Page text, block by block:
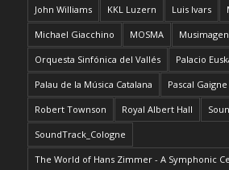
John Williams KKL Luzern Luis Ivars
Michael Giacchino MOSMA Musimagen
Orquesta Sinfónica del Vallés Palacio
Palau de la Música Catalana Pascal Gaigne
Robert Townson Royal Albert Hall
SoundTrack_Cologne
The World of Hans Zimmer - A Symphonic